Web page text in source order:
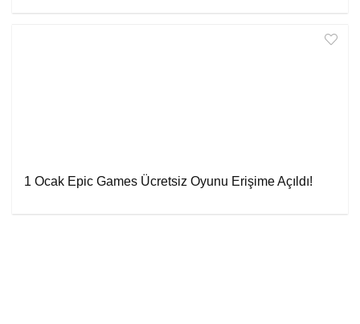
1 Ocak Epic Games Ücretsiz Oyunu Erişime Açıldı!